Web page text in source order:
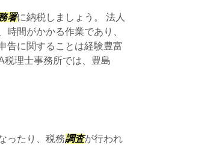
署に納税しましょう。 法人
間がかかる作業であり、
告に関することは経験豊富
税理士事務所では、豊島
ったり、税務調査が行われ